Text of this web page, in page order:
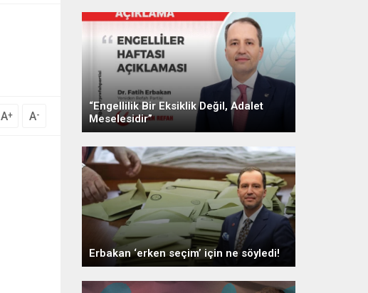
A+ A-
“Engellilik Bir Eksiklik Değil, Adalet
Meselesidir”
Erbakan ‘erken seçim’ için ne söyledi!